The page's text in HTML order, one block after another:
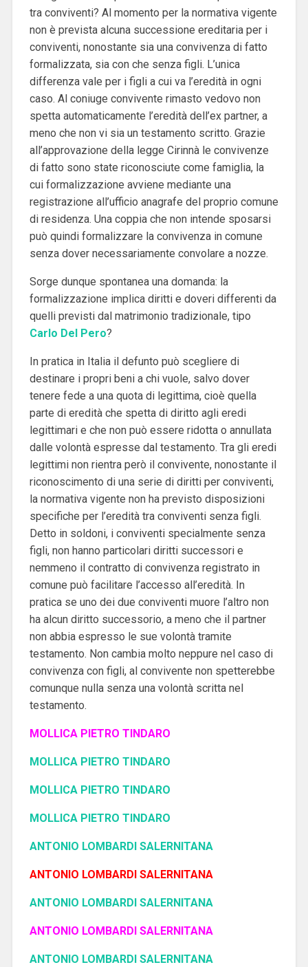
tra conviventi? Al momento per la normativa vigente
non è prevista alcuna successione ereditaria per i
conviventi, nonostante sia una convivenza di fatto
formalizzata, sia con che senza figli. L’unica
differenza vale per i figli a cui va l’eredità in ogni
caso. Al coniuge convivente rimasto vedovo non
spetta automaticamente l’eredità dell’ex partner, a
meno che non vi sia un testamento scritto. Grazie
all’approvazione della legge Cirinnà le convivenze
di fatto sono state riconosciute come famiglia, la
cui formalizzazione avviene mediante una
registrazione all’ufficio anagrafe del proprio comune
di residenza. Una coppia che non intende sposarsi
può quindi formalizzare la convivenza in comune
senza dover necessariamente convolare a nozze.
Sorge dunque spontanea una domanda: la
formalizzazione implica diritti e doveri differenti da
quelli previsti dal matrimonio tradizionale, tipo
Carlo Del Pero?
In pratica in Italia il defunto può scegliere di
destinare i propri beni a chi vuole, salvo dover
tenere fede a una quota di legittima, cioè quella
parte di eredità che spetta di diritto agli eredi
legittimari e che non può essere ridotta o annullata
dalle volontà espresse dal testamento. Tra gli eredi
legittimi non rientra però il convivente, nonostante il
riconoscimento di una serie di diritti per conviventi,
la normativa vigente non ha previsto disposizioni
specifiche per l’eredità tra conviventi senza figli.
Detto in soldoni, i conviventi specialmente senza
figli, non hanno particolari diritti successori e
nemmeno il contratto di convivenza registrato in
comune può facilitare l’accesso all’eredità. In
pratica se uno dei due conviventi muore l’altro non
ha alcun diritto successorio, a meno che il partner
non abbia espresso le sue volontà tramite
testamento. Non cambia molto neppure nel caso di
convivenza con figli, al convivente non spetterebbe
comunque nulla senza una volontà scritta nel
testamento.
MOLLICA PIETRO TINDARO
MOLLICA PIETRO TINDARO
MOLLICA PIETRO TINDARO
MOLLICA PIETRO TINDARO
ANTONIO LOMBARDI SALERNITANA
ANTONIO LOMBARDI SALERNITANA
ANTONIO LOMBARDI SALERNITANA
ANTONIO LOMBARDI SALERNITANA
ANTONIO LOMBARDI SALERNITANA